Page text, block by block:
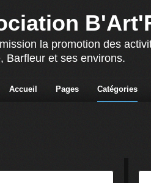
la promotion des
Barfleur et ses environs.
Accueil Pages Catégories